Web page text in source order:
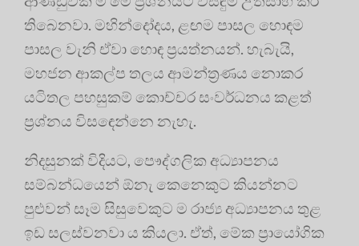
තිබෙනවා. මහින්දෝදය, ළඟම පාසල හොඳම
පාසල වැනි ඒවා හොඳ ප්‍රයත්නයන්. හැබැයි,
මහජන ආකල්ප තලය ආමන්ත්‍රණය නොකර
යටිතල පහසුකම් කොච්චර සංවර්ධනය කළත්
ප්‍රශ්නය විසඳෙන්නෙ නැහැ.
නිදසුනක් විදියට, පෞද්ගලික අධ්‍යාපනය
සම්බන්ධයෙන් ඕනැ කෙනෙකුට කියන්නට
පුළුවන් සෑම සිසුවෙකුට ම රාජ්‍ය අධ්‍යාපනය තුළ
ඉඩ සලස්වනවා ය කියලා. ඒත්, මේක ප්‍රායෝගික